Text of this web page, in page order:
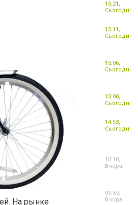
На рынке
15:21,
Сьогодні
15:11,
Сьогодні
15:06,
Сьогодні
15:00,
Сьогодні
14:53,
Сьогодні
10:18,
Вчора
09:59,
Вчора